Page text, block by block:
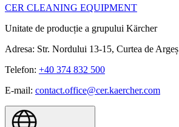
CER CLEANING EQUIPMENT
Unitate de producție a grupului Kärcher
Adresa: Str. Nordului 13-15, Curtea de Argeș
Telefon: +40 374 832 500
E-mail: contact.office@cer.kaercher.com